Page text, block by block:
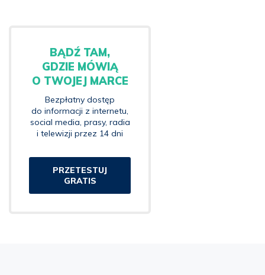
BĄDŹ TAM,
GDZIE MÓWIĄ
O TWOJEJ MARCE
Bezpłatny dostęp
do informacji z internetu,
social media, prasy, radia
i telewizji przez 14 dni
PRZETESTUJ
GRATIS